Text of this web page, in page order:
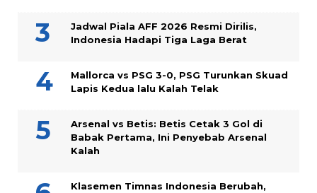
Jadwal Piala AFF 2026 Resmi Dirilis,
Indonesia Hadapi Tiga Laga Berat
Mallorca vs PSG 3-0, PSG Turunkan Skuad
Lapis Kedua lalu Kalah Telak
Arsenal vs Betis: Betis Cetak 3 Gol di
Babak Pertama, Ini Penyebab Arsenal
Kalah
Klasemen Timnas Indonesia Berubah,